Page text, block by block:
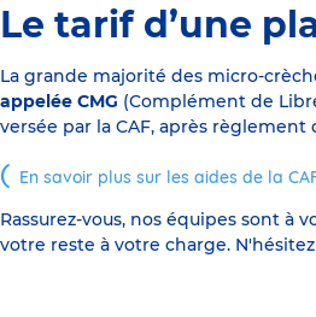
Le tarif d’une
La grande majorité des micro-
appelée CMG (Complément de
versée par la CAF, après
En savoir plus sur les aides de la
Rassurez-vous, nos équipes sont
votre reste à votre charge.